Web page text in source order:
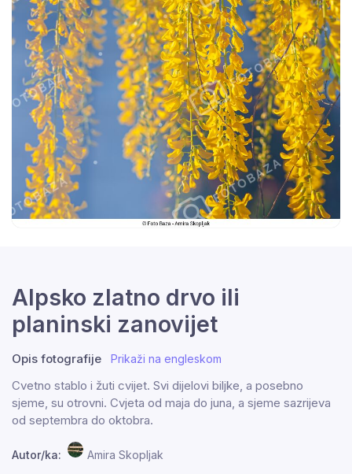
Alpsko zlatno drvo ili
planinski zanovijet
Opis fotografije Prikaži na engleskom
Cvetno stablo i žuti cvijet. Svi dijelovi biljke, a posebno
sjeme, su otrovni. Cvjeta od maja do juna, a sjeme sazrijeva
od septembra do oktobra.
Autor/ka: Amira Skopljak